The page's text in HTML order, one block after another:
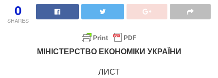
0
SHARES
МІНІСТЕРСТВО ЕКОНОМІКИ УКРАЇНИ
ЛИСТ